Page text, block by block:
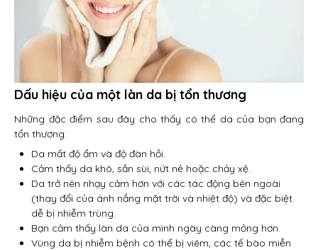
Dấu hiệu của một làn da bị tổn thương
Những đặc điểm sau đây cho thấy có thể da của bạn đang
tổn thương:
Da mất độ ẩm và độ đàn hồi.
Cảm thấy da khô, sần sùi, nứt nẻ hoặc chảy xệ.
Da trở nên nhạy cảm hơn với các tác động bên ngoài
(thay đổi của ánh nắng mặt trời và nhiệt độ) và đặc biệt
dễ bị nhiễm trùng.
Bạn cảm thấy làn da của mình ngày càng mỏng hơn.
Vùng da bị nhiễm bệnh có thể bị viêm, các tế bào miễn